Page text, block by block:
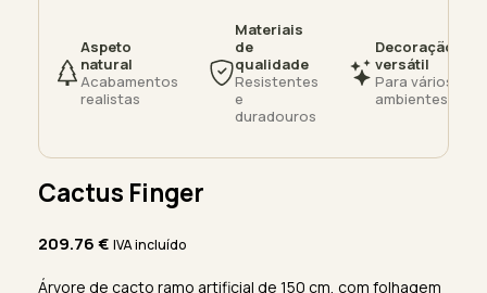
Aspeto
natural
Acabamentos
realistas
Materiais
de
qualidade
Resistentes
e
duradouros
Decoração
versátil
Para vários
ambientes
Cactus Finger
209.76€ IVA incluído
Árvore de cacto ramo artificial de 150 cm, com folhagem